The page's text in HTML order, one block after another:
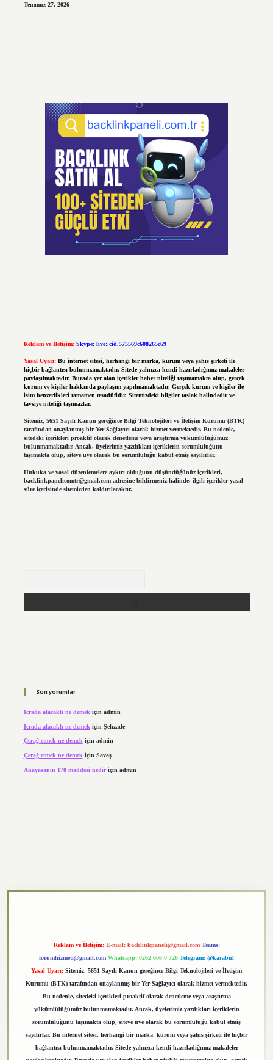
Temmuz 27, 2026
Reklam ve İletişim: Skype: live:.cid.575569c608265c69
Yasal Uyarı: Bu internet sitesi, herhangi bir marka, kurum veya şahıs şirketi ile
hiçbir bağlantısı bulunmamaktadır. Sitede yalnızca kendi hazırladığımız makaleler
paylaşılmaktadır. Burada yer alan içerikler haber niteliği taşımamakta olup, gerçek
kurum ve kişiler hakkında paylaşım yapılmamaktadır. Gerçek kurum ve kişiler ile
isim benzerlikleri tamamen tesadüfidir. Sitemizdeki bilgiler taslak halindedir ve
tavsiye niteliği taşımazlar.
Sitemiz, 5651 Sayılı Kanun gereğince Bilgi Teknolojileri ve İletişim Kurumu (BTK)
tarafından onaylanmış bir Yer Sağlayıcı olarak hizmet vermektedir. Bu nedenle,
sitedeki içerikleri proaktif olarak denetleme veya araştırma yükümlülüğümüz
bulunmamaktadır. Ancak, üyelerimiz yazdıkları içeriklerin sorumluluğunu
taşımakta olup, siteye üye olarak bu sorumluluğu kabul etmiş sayılırlar.
Hukuka ve yasal düzenlemelere aykırı olduğunu düşündüğünüz içerikleri,
backlinkpanelicomtr@gmail.comadresine bildirmeniz halinde, ilgili içerikler yasal
süre içerisinde sitemizden kaldırılacaktır.
Son yorumlar
Icrada alacaklı ne demek için admin
Icrada alacaklı ne demek için Şehzade
Çerağ etmek ne demekiçin admin
Çerağ etmek ne demek için Savaş
Anayasanın 178 maddesi nediriçin admin
Reklam ve İletişim: E-mail: backlinkpaneli@gmail.com Teams:
forumhizmeti@gmail.com Whatsapp: 0262 606 0 726 Telegram: @karabul
Yasal Uyarı: Sitemiz, 5651 Sayılı Kanun gereğince Bilgi Teknolojileri ve İletişim
Kurumu (BTK) tarafından onaylanmış bir Yer Sağlayıcı olarak hizmet vermektedir.
Bu nedenle, sitedeki içerikleri proaktif olarak denetleme veya araştırma
yükümlülüğümüz bulunmamaktadır. Ancak, üyelerimiz yazdıkları içeriklerin
sorumluluğunu taşımakta olup, siteye üye olarak bu sorumluluğu kabul etmiş
sayılırlar. Bu internet sitesi, herhangi bir marka, kurum veya şahıs şirketi ile hiçbir
bağlantısı bulunmamaktadır. Sitede yalnızca kendi hazırladığımız makaleler